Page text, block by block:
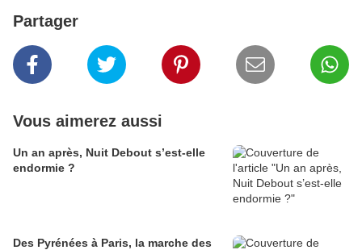
Partager
Vous aimerez aussi
Un an après, Nuit Debout s’est-elle
endormie ?
Des Pyrénées à Paris, la marche des